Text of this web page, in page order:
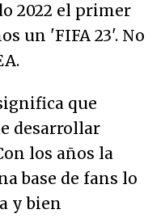
2022 el primer
un 'FIFA 23'. No
que
desarrollar
los años la
base de fans lo
y bien